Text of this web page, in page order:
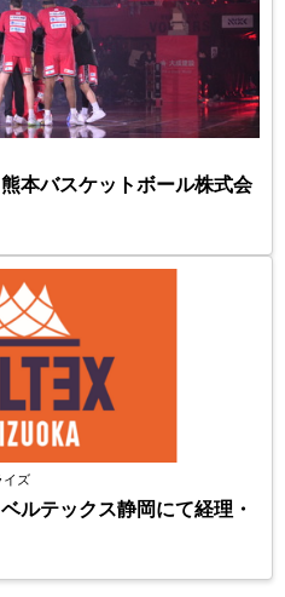
本バスケットボール株式会
イズ
ルテックス静岡にて経理・